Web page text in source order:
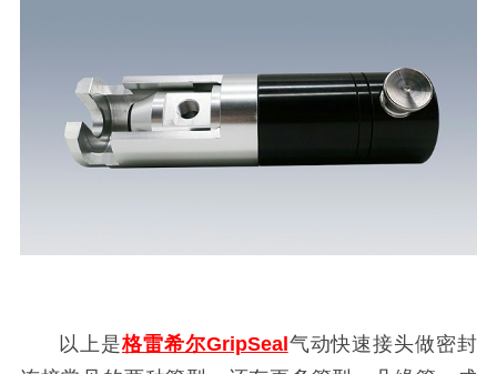
以上是格雷希尔GripSeal气动快速接头做密封